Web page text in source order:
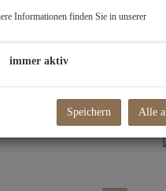
Informationen finden Sie in unserer
immer aktiv
Speichern Alle